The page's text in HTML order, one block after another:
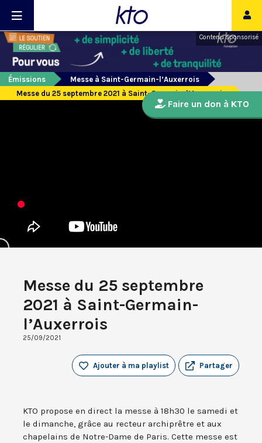
Contenu sponsorisé
Émissions
Messe à Saint-Germain-l’Auxerrois
Messe du 25 septembre 2021 à Saint-Germain-l’Auxerrois
Messe du 25 septembre
2021 à Saint-Germain-
l’Auxerrois
25/09/2021
Partager
Ajouter à ma playlist
KTO propose en direct la messe à 18h30 le samedi et
le dimanche, grâce au recteur archiprêtre et aux
chapelains de Notre-Dame de Paris. Cette messe est
Faire un don à KTO